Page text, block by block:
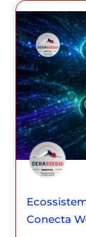
Conecta